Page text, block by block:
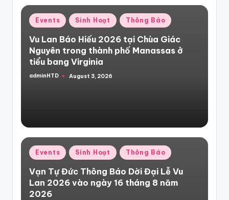
Posted
in
Events Sinh Hoạt Thông Báo
Vu Lan Báo Hiếu 2026 tại Chùa Giác
Nguyên trong thành phố Manassas ở
tiểu bang Virginia
Posted
adminHTD August 3, 2026
Posted
in
Events Sinh Hoạt Thông Báo
Vạn Tự Đức Thông Báo Dời Đại Lễ Vu
Lan 2026 vào ngày 16 tháng 8 năm
2026